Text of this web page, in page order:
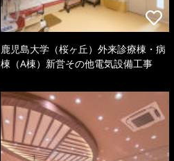
鹿児島大学（桜ヶ丘）外来診療棟・病
棟（A棟）新営その他電気設備工事